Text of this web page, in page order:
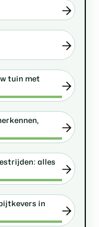
tuin met
alles
in